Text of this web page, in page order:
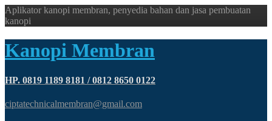
Aplikator kanopi membran, penyedia bahan dan jasa pembuatan
kanopi
Kanopi Membran
HP. 0819 1189 8181 / 0812 8650 0122
ciptatechnicalmembran@gmail.com